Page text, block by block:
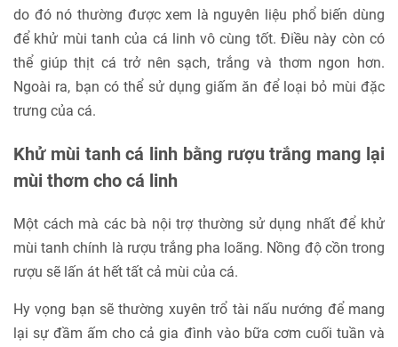
do đó nó thường được xem là nguyên liệu phổ biến dùng
để khử mùi tanh của cá linh vô cùng tốt. Điều này còn có
thể giúp thịt cá trở nên sạch, trắng và thơm ngon hơn.
Ngoài ra, bạn có thể sử dụng giấm ăn để loại bỏ mùi đặc
trưng của cá.
Khử mùi tanh cá linh bằng rượu trắng mang lại
mùi thơm cho cá linh
Một cách mà các bà nội trợ thường sử dụng nhất để khử
mùi tanh chính là rượu trắng pha loãng. Nồng độ cồn trong
rượu sẽ lấn át hết tất cả mùi của cá.
Hy vọng bạn sẽ thường xuyên trổ tài nấu nướng để mang
lại sự đầm ấm cho cả gia đình vào bữa cơm cuối tuần và